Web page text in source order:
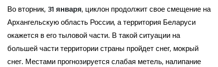
Во вторник, 31 января, циклон продолжит свое смещение на
Архангельскую область России, а территория Беларуси
окажется в его тыловой части. В такой ситуации на
большей части территории страны пройдет снег, мокрый
снег. Местами прогнозируется слабая метель, налипание